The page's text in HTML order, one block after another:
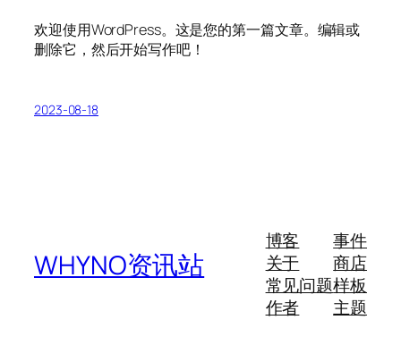
欢迎使用WordPress。这是您的第一篇文章。编辑或
删除它，然后开始写作吧！
2023-08-18
WHYNO资讯站
博客
关于
常见问题
作者
事件
商店
样板
主题